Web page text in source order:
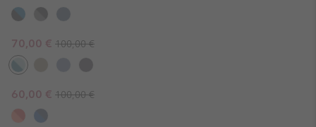
Sale price:
70,00 € Regular price:
100,00 €
Sale price:
60,00 € Regular price:
100,00 €